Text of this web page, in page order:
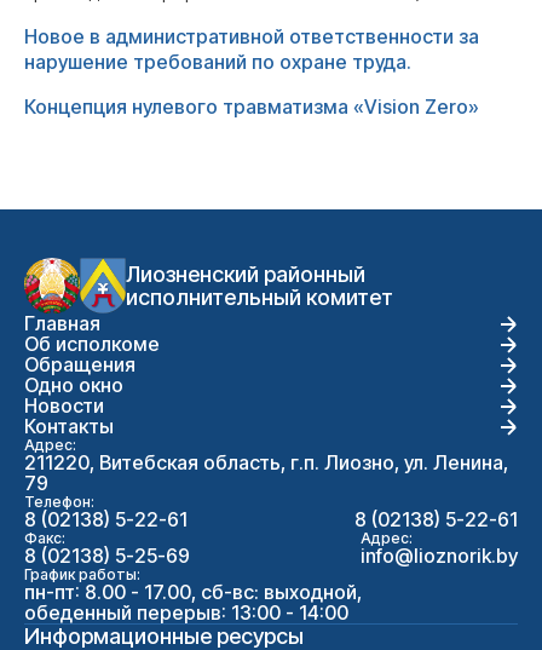
Новое в административной ответственности за
нарушение требований по охране труда.
Концепция нулевого травматизма «Vision Zero»
Лиозненский районный
исполнительный комитет
Главная
Об исполкоме
Обращения
Одно окно
Новости
Контакты
Адрес:
211220, Витебская область, г.п. Лиозно, ул. Ленина,
79
Телефон:
8 (02138) 5-22-61 8 (02138) 5-22-61
Факс:
8 (02138) 5-25-69
Адрес:
info@lioznorik.by
График работы:
пн-пт: 8.00 - 17.00, сб-вс: выходной,
обеденный перерыв: 13:00 - 14:00
Информационные ресурсы